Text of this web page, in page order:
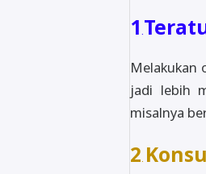
1
Melakukan
jadi lebih
misalnya
2